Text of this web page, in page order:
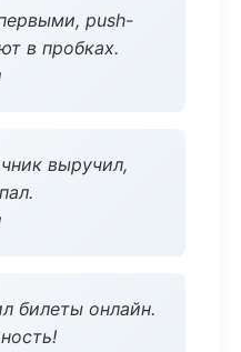
push-
в пробках.
выручил,
билеты онлайн.